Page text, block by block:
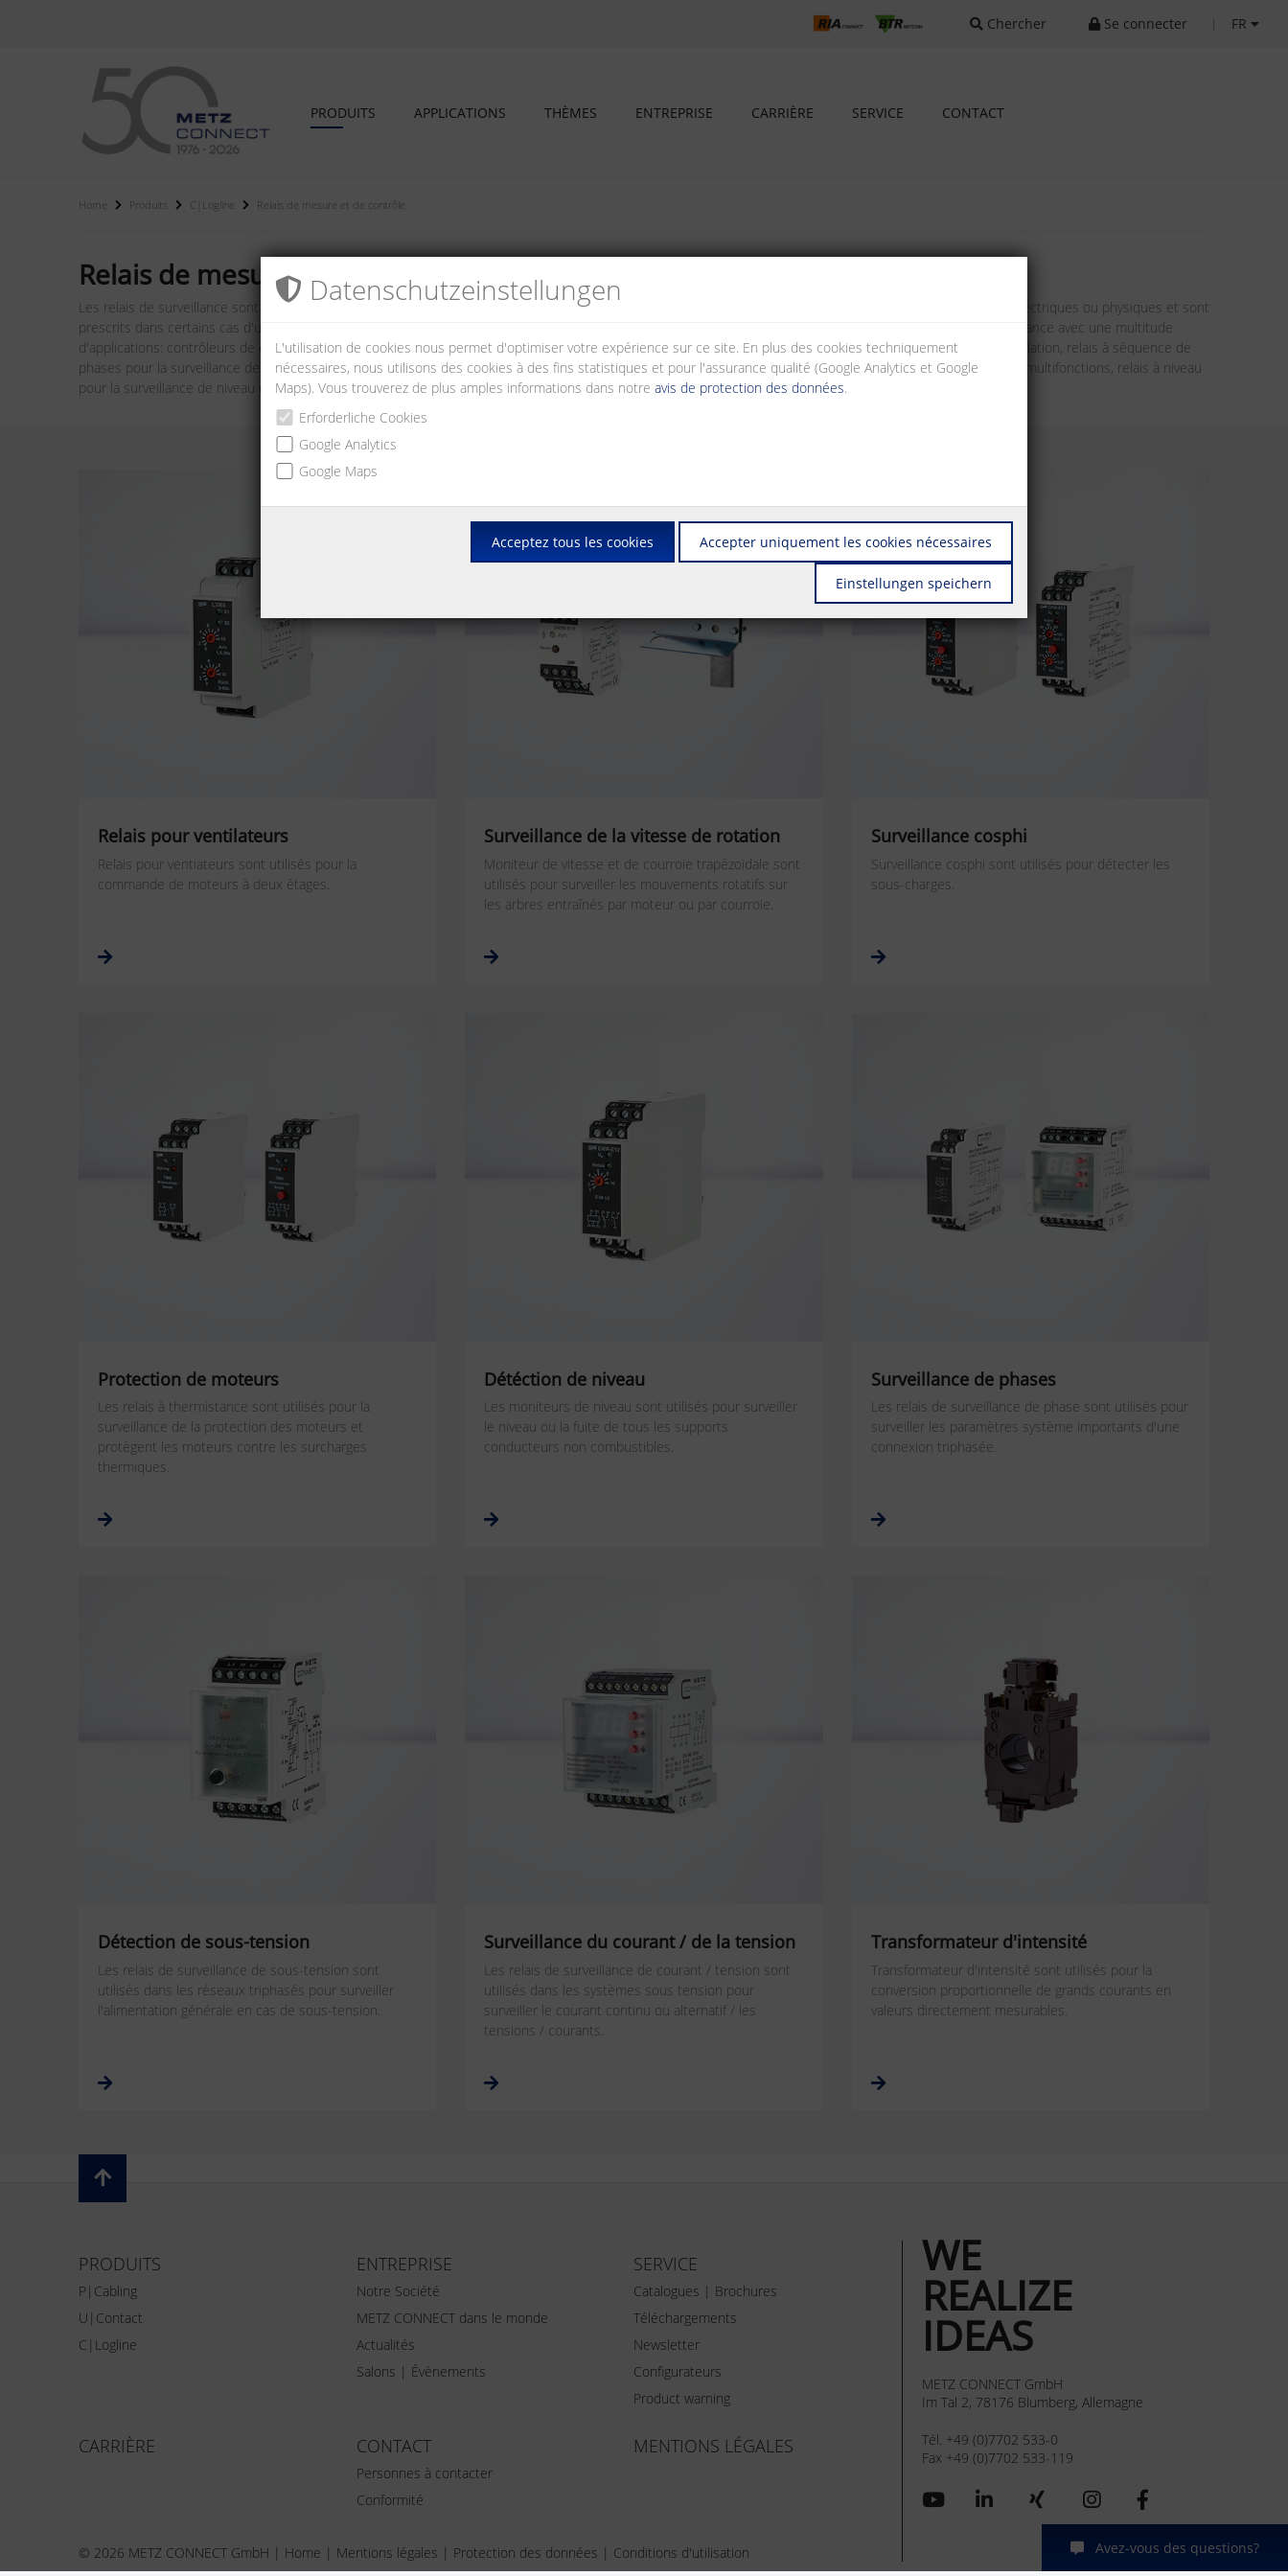
Chercher Se connecter FR
PRODUITS APPLICATIONS THÈMES ENTREPRISE CARRIÈRE SERVICE CONTACT
Home Produits C|Logline Relais de mesure et de contrôle
Relais de mesure et de contrôle
Les relais de surveillance sont utilisés pour protéger l'homme et la machine ainsi que pour commander les processus électriques en fonction des variables électriques ou physiques et sont
prescrits dans certains cas d'utilisation par les directives basse tension. La gamme METZ CONNECT couvre un large éventail de relais de mesure et de surveillance avec une multitude
d'applications: contrôleurs de courant à usage universel, contrôleurs de phase pour la protection contre la destruction/dégradation des composants de l'installation, relais à séquence de
phases pour la surveillance des champs magnétiques rotatifs, relais asymétriques pour une détection fiable d'une défaillance de phase, contrôleurs triphasés multifonctions, relais à niveau
pour la surveillance de niveau de remplissage.
Relais pour ventilateurs
Relais pour ventiateurs sont utilisés pour la
commande de moteurs à deux étages.
Surveillance de la vitesse de rotation
Moniteur de vitesse et de courroie trapézoïdale sont
utilisés pour surveiller les mouvements rotatifs sur
les arbres entraînés par moteur ou par courroie.
Surveillance cosphi
Surveillance cosphi sont utilisés pour détecter les
sous-charges.
Protection de moteurs
Les relais à thermistance sont utilisés pour la
surveillance de la protection des moteurs et
protègent les moteurs contre les surcharges
thermiques.
Détéction de niveau
Les moniteurs de niveau sont utilisés pour surveiller
le niveau ou la fuite de tous les supports
conducteurs non combustibles.
Surveillance de phases
Les relais de surveillance de phase sont utilisés pour
surveiller les paramètres système importants d'une
connexion triphasée.
Détection de sous-tension
Les relais de surveillance de sous-tension sont
utilisés dans les réseaux triphasés pour surveiller
l'alimentation générale en cas de sous-tension.
Surveillance du courant / de la tension
Les relais de surveillance de courant / tension sont
utilisés dans les systèmes sous tension pour
surveiller le courant continu ou alternatif / les
tensions / courants.
Transformateur d'intensité
Transformateur d'intensité sont utilisés pour la
conversion proportionnelle de grands courants en
valeurs directement mesurables.
PRODUITS
P|Cabling
U|Contact
C|Logline
ENTREPRISE
Notre Société
METZ CONNECT dans le monde
Actualités
Salons | Évènements
SERVICE
Catalogues | Brochures
Téléchargements
Newsletter
Configurateurs
Product warning
CARRIÈRE CONTACT
Personnes à contacter
Conformité
MENTIONS LÉGALES
© 2026 METZ CONNECT GmbH | Home | Mentions légales | Protection des données | Conditions d'utilisation
WE
REALIZE
IDEAS
METZ CONNECT GmbH
Im Tal 2, 78176 Blumberg, Allemagne
Tél. +49 (0)7702 533-0
Fax +49 (0)7702 533-119
Avez-vous des questions?
Datenschutz­einstellungen
L'utilisation de cookies nous permet d'optimiser votre expérience sur ce site. En plus des cookies techniquement
nécessaires, nous utilisons des cookies à des fins statistiques et pour l'assurance qualité (Google Analytics et Google
Maps). Vous trouverez de plus amples informations dans notre avis de protection des données.
Erforderliche Cookies
Google Analytics
Google Maps
Acceptez tous les cookies Accepter uniquement les cookies nécessaires
Einstellungen speichern